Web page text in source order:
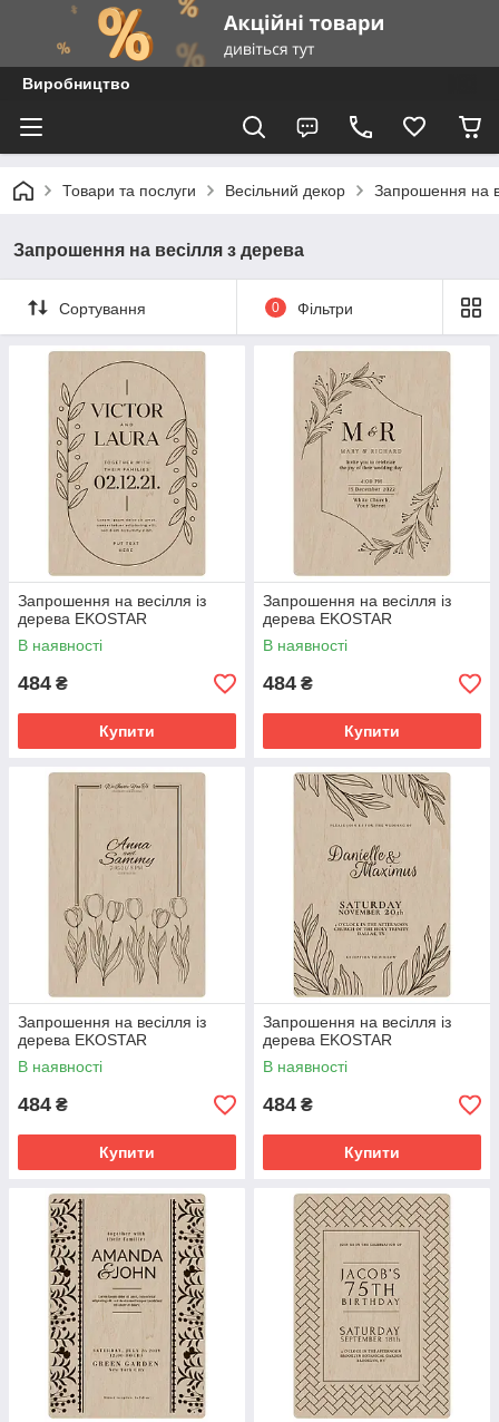
Виробництво
Товари та послуги Весільний декор Запрошення на
Запрошення на весілля з дерева
Сортування 0 Фільтри
Запрошення на весілля із
дерева EKOSTAR
В наявності
484 ₴
Купити
Запрошення на весілля із
дерева EKOSTAR
В наявності
484 ₴
Купити
Запрошення на весілля із
дерева EKOSTAR
В наявності
484 ₴
Купити
Запрошення на весілля із
дерева EKOSTAR
В наявності
484 ₴
Купити